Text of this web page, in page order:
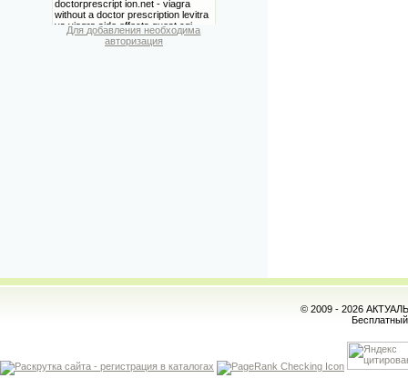
Для добавления необходима
авторизация
© 2009 - 2026